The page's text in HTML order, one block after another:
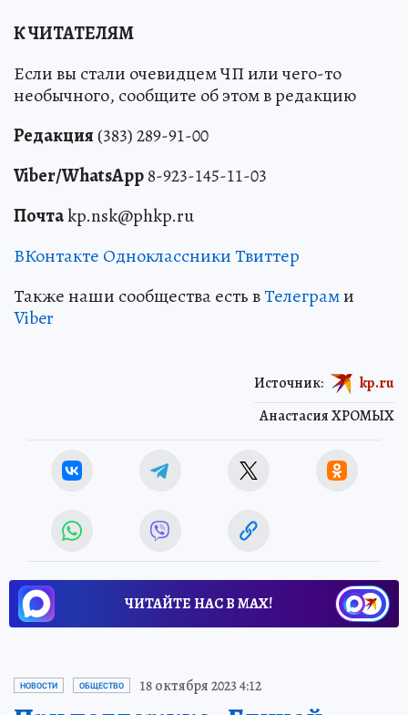
К ЧИТАТЕЛЯМ
Если вы стали очевидцем ЧП или чего-то
необычного, сообщите об этом в редакцию
Редакция (383) 289-91-00
Viber/WhatsApp8-923-145-11-03
Почтаkp.nsk@phkp.ru
ВКонтакте ОдноклассникиТвиттер
Также наши сообщества есть вТелеграми
Viber
Анастасия ХРОМЫХ
Источник: kp.ru
ЧИТАЙТЕ НАС В МАХ!
НОВОСТИ ОБЩЕСТВО 18 октября 2023 4:12